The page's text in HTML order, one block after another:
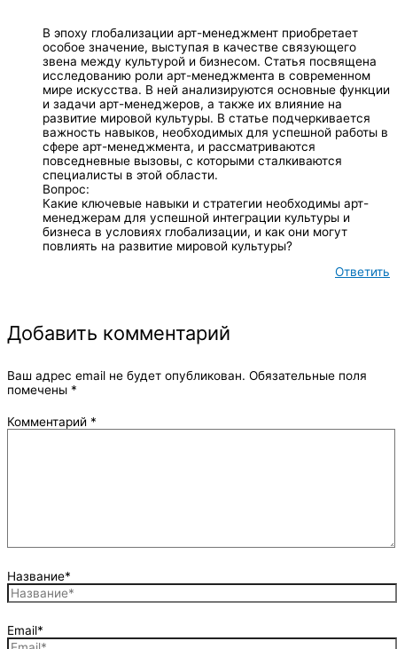
В эпоху глобализации арт-менеджмент приобретает
особое значение, выступая в качестве связующего
звена между культурой и бизнесом. Статья посвящена
исследованию роли арт-менеджмента в современном
мире искусства. В ней анализируются основные функции
и задачи арт-менеджеров, а также их влияние на
развитие мировой культуры. В статье подчеркивается
важность навыков, необходимых для успешной работы в
сфере арт-менеджмента, и рассматриваются
повседневные вызовы, с которыми сталкиваются
специалисты в этой области.
Вопрос:
Какие ключевые навыки и стратегии необходимы арт-
менеджерам для успешной интеграции культуры и
бизнеса в условиях глобализации, и как они могут
повлиять на развитие мировой культуры?
Ответить
Добавить комментарий
Ваш адрес email не будет опубликован. Обязательные поля
помечены *
Комментарий *
Название*
Email*